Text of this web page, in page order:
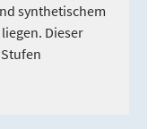
synthetischem
Dieser